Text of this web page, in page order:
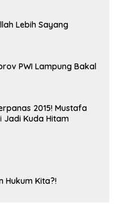
Lebih Sayang
PWI Lampung Bakal
2015! Mustafa
Jadi Kuda Hitam
Hukum Kita?!